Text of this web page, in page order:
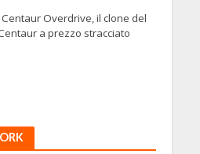
Overdrive, il clone del
a prezzo stracciato